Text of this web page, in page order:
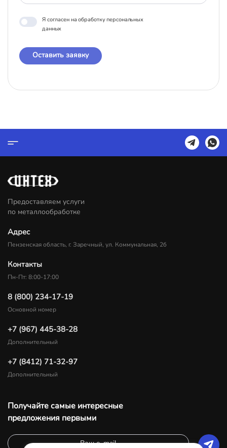
Я согласен на обработку персональных
данных
Оставить заявку
Предоставляем услуги
по металлообработке
Адрес
Пензенская область, г. Заречный, ул. Коммунальная, 2б
Контакты
Пн-Пт: 8:00-17:00
8 (800) 234-17-19
Основной номер
+7 (967) 445-38-28
Дополнительный
+7 (8412) 71-32-97
Дополнительный
Получайте самые интересные
предложения первыми